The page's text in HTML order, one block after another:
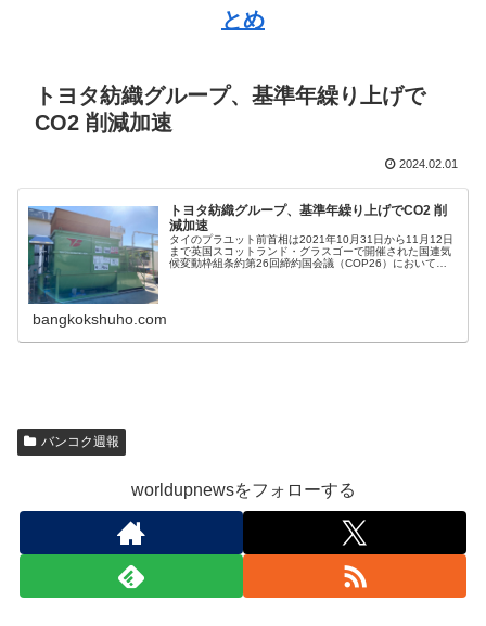
とめ
トヨタ紡織グループ、基準年繰り上げで
CO2 削減加速
2024.02.01
トヨタ紡織グループ、基準年繰り上げでCO2 削
減加速
タイのプラユット前首相は2021年10月31日から11月12日
まで英国スコットランド・グラスゴーで開催された国連気
候変動枠組条約第26回締約国会議（COP26）において、
bangkokshuho.com
バンコク週報
worldupnewsをフォローする